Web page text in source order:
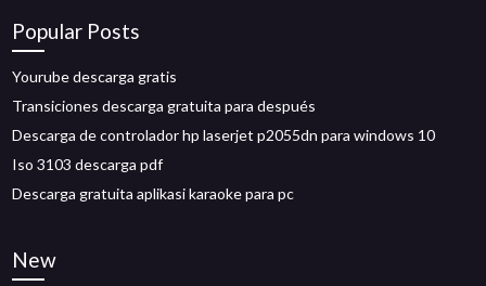
Popular Posts
Yourube descarga gratis
Transiciones descarga gratuita para después
Descarga de controlador hp laserjet p2055dn para windows 10
Iso 3103 descarga pdf
Descarga gratuita aplikasi karaoke para pc
New